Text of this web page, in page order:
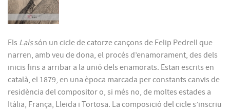
Els Laissón un cicle de catorze cançons de Felip Pedrell que
narren, amb veu de dona, el procés d’enamorament, des dels
inicis fins a arribar a la unió dels enamorats. Estan escrits en
català, el 1879, en una època marcada per constants canvis de
residència del compositor o, si més no, de moltes estades a
Itàlia, França, Lleida i Tortosa. La composició del cicle s’inscriu